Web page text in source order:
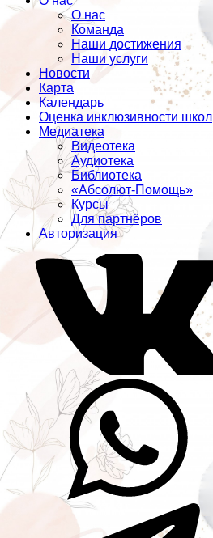
О нас
Команда
Наши достижения
Наши услуги
Новости
Карта
Календарь
Оценка инклюзивности школ
Медиатека
Видеотека
Аудиотека
Библиотека
«Абсолют-Помощь»
Курсы
Для партнёров
Авторизация